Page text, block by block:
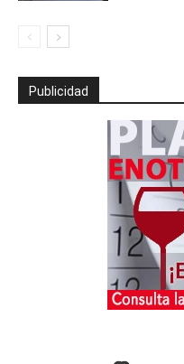
Publicidad